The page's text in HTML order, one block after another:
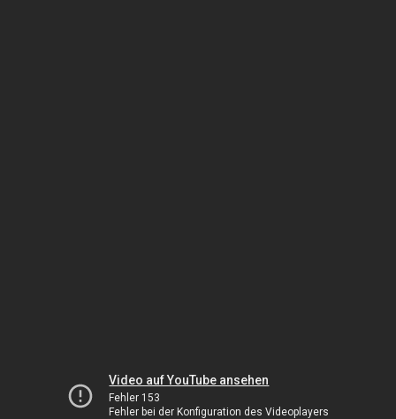
Video auf YouTube ansehen
Fehler 153
Fehler bei der Konfiguration des Videoplayers